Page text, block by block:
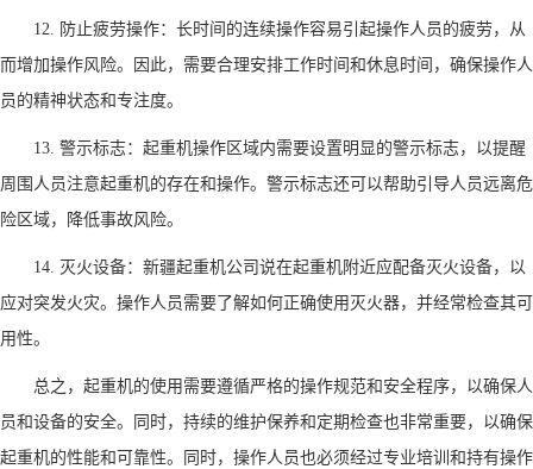
12. 防止疲劳操作：长时间的连续操作容易引起操作人员的疲劳，从
而增加操作风险。因此，需要合理安排工作时间和休息时间，确保操作人
员的精神状态和专注度。
13. 警示标志：起重机操作区域内需要设置明显的警示标志，以提醒
周围人员注意起重机的存在和操作。警示标志还可以帮助引导人员远离危
险区域，降低事故风险。
14. 灭火设备： 新疆起重机公司说在起重机附近应配备灭火设备，以
应对突发火灾。操作人员需要了解如何正确使用灭火器，并经常检查其可
用性。
总之，起重机的使用需要遵循严格的操作规范和安全程序，以确保人
员和设备的安全。同时，持续的维护保养和定期检查也非常重要，以确保
起重机的性能和可靠性。同时，操作人员也必须经过专业培训和持有操作